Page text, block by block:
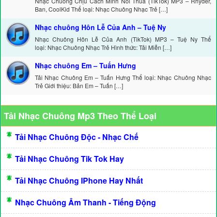
Ban, CoolKid Thể loại: Nhạc Chuông Nhạc Trẻ […]
Nhạc chuông Hôn Lễ Của Anh – Tuệ Ny
Nhạc Chuông Hôn Lễ Của Anh (TikTok) MP3 – Tuệ Ny Thể
loại: Nhạc Chuông Nhạc Trẻ Hình thức: Tải Miễn […]
Nhạc chuông Em – Tuấn Hưng
Tải Nhạc Chuông Em – Tuấn Hưng Thể loại: Nhạc Chuông Nhạc
Trẻ Giới thiệu: Bản Em – Tuấn […]
Tải Nhạc Chuông Mp3 Theo Thể Loại
Tải Nhạc Chuông Độc - Nhạc Chế
Tải Nhạc Chuông Tik Tok Hay
Tải Nhạc Chuông IPhone Hay Nhất
Nhạc Chuông Âm Thanh - Tiếng Động